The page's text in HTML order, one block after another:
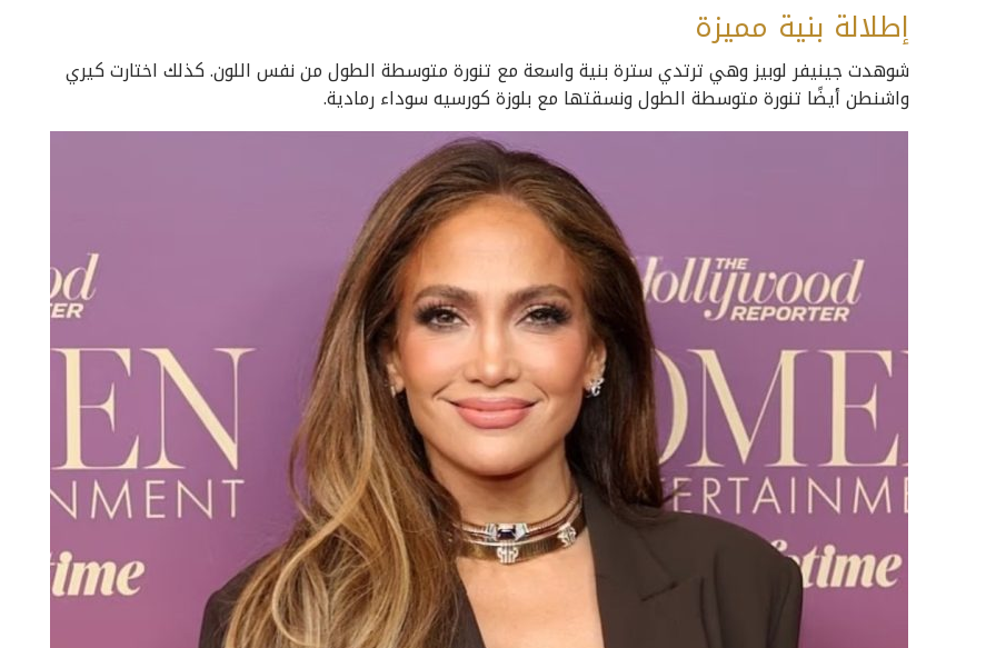
إطلالة بنية مميزة
شوهدت جينيفر لوبيز وهي ترتدي سترة بنية واسعة مع تنورة متوسطة الطول من نفس اللون. كذلك اختارت كيري
واشنطن أيضًا تنورة متوسطة الطول ونسقتها مع بلوزة كورسيه سوداء رمادية.